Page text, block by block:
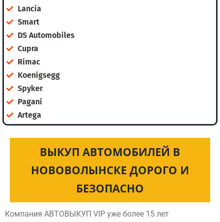
Lancia
Smart
DS Automobiles
Cupra
Rimac
Koenigsegg
Spyker
Pagani
Artega
ВЫКУП АВТОМОБИЛЕЙ В
НОВОВОЛЫНСКЕ ДОРОГО И
БЕЗОПАСНО
Компания АВТОВЫКУП VIP уже более 15 лет